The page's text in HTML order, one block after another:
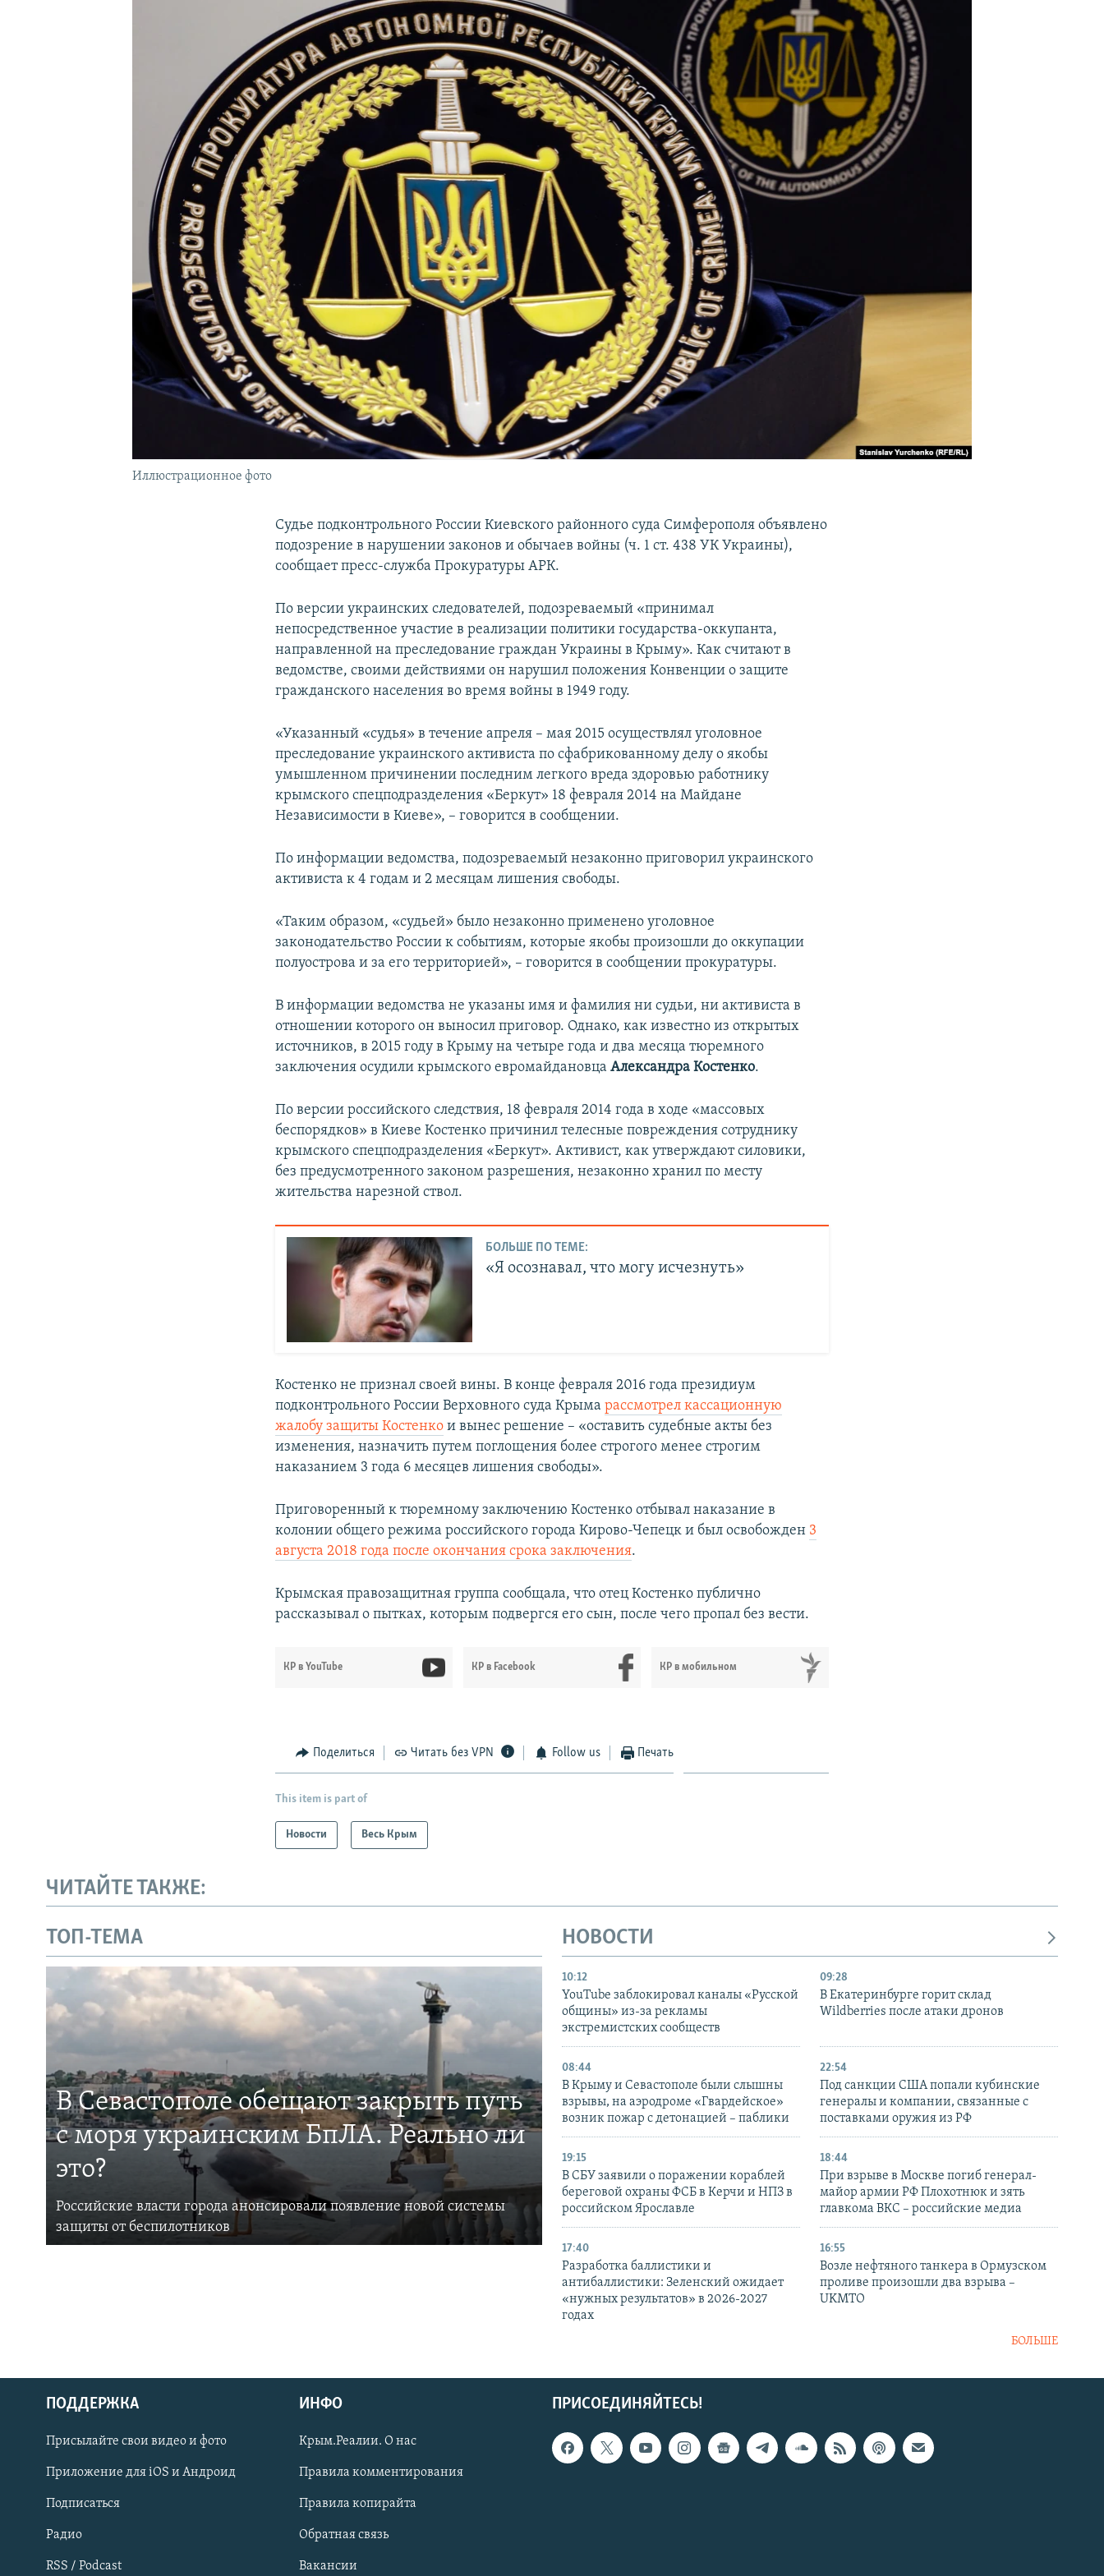
Українською
Qırımtatar
ПРИСОЕДИНЯЙТЕСЬ!
Иллюстрационное фото
Судье подконтрольного России Киевского районного суда Симферополя объявлено
подозрение в нарушении законов и обычаев войны (ч. 1 ст. 438 УК Украины),
сообщает пресс-служба Прокуратуры АРК.
По версии украинских следователей, подозреваемый «принимал
непосредственное участие в реализации политики государства-оккупанта,
направленной на преследование граждан Украины в Крыму». Как считают в
ведомстве, своими действиями он нарушил положения Конвенции о защите
гражданского населения во время войны в 1949 году.
«Указанный «судья» в течение апреля – мая 2015 осуществлял уголовное
преследование украинского активиста по сфабрикованному делу о якобы
умышленном причинении последним легкого вреда здоровью работнику
крымского спецподразделения «Беркут» 18 февраля 2014 на Майдане
Независимости в Киеве», – говорится в сообщении.
По информации ведомства, подозреваемый незаконно приговорил украинского
активиста к 4 годам и 2 месяцам лишения свободы.
«Таким образом, «судьей» было незаконно применено уголовное
законодательство России к событиям, которые якобы произошли до оккупации
полуострова и за его территорией», – говорится в сообщении прокуратуры.
В информации ведомства не указаны имя и фамилия ни судьи, ни активиста в
отношении которого он выносил приговор. Однако, как известно из открытых
источников, в 2015 году в Крыму на четыре года и два месяца тюремного
заключения осудили крымского евромайдановцаАлександра Костенко.
По версии российского следствия, 18 февраля 2014 года в ходе «массовых
беспорядков» в Киеве Костенко причинил телесные повреждения сотруднику
крымского спецподразделения «Беркут». Активист, как утверждают силовики,
без предусмотренного законом разрешения, незаконно хранил по месту
жительства нарезной ствол.
БОЛЬШЕ ПО ТЕМЕ:
«Я осознавал, что могу исчезнуть»
Костенко не признал своей вины. В конце февраля 2016 года президиум
подконтрольного России Верховного суда Крымарассмотрел кассационную
жалобу защиты Костенко и вынес решение – «оставить судебные акты без
изменения, назначить путем поглощения более строгого менее строгим
наказанием 3 года 6 месяцев лишения свободы».
Приговоренный к тюремному заключению Костенко отбывал наказание в
колонии общего режима российского города Кирово-Чепецк и был освобожден 3
августа 2018 года после окончания срока заключения.
Крымская правозащитная группа сообщала, что отец Костенко публично
рассказывал о пытках, которым подвергся его сын, после чего пропал без вести.
КР в YouTube КР в Facebook КР в мобильном
Поделиться Читать без VPN Follow us Печать
This item is part of
Новости Весь Крым
ЧИТАЙТЕ ТАКЖЕ:
ТОП-ТЕМА
В Севастополе обещают закрыть путь
с моря украинским БпЛА. Реально ли
это?
Российские власти города анонсировали появление новой системы
защиты от беспилотников
НОВОСТИ
10:12
YouTube заблокировал каналы «Русской
общины» из-за рекламы
экстремистских сообществ
09:28
В Екатеринбурге горит склад
Wildberries после атаки дронов
08:44
В Крыму и Севастополе были слышны
взрывы, на аэродроме «Гвардейское»
возник пожар с детонацией – паблики
22:54
Под санкции США попали кубинские
генералы и компании, связанные с
поставками оружия из РФ
19:15
В СБУ заявили о поражении кораблей
береговой охраны ФСБ в Керчи и НПЗ в
российском Ярославле
18:44
При взрыве в Москве погиб генерал-
майор армии РФ Плохотнюк и зять
главкома ВКС – российские медиа
17:40
Разработка баллистики и
антибаллистики: Зеленский ожидает
«нужных результатов» в 2026-2027
годах
16:55
Возле нефтяного танкера в Ормузском
проливе произошли два взрыва –
UKMTO
БОЛЬШЕ
ПРИСОЕДИНЯЙТЕСЬ!
ПОДДЕРЖКА
Присылайте свои видео и фото
Приложение для iOS и Андроид
Подписаться
Радио
RSS / Podcast
ИНФО
Крым.Реалии. О нас
Правила комментирования
Правила копирайта
Обратная связь
Вакансии